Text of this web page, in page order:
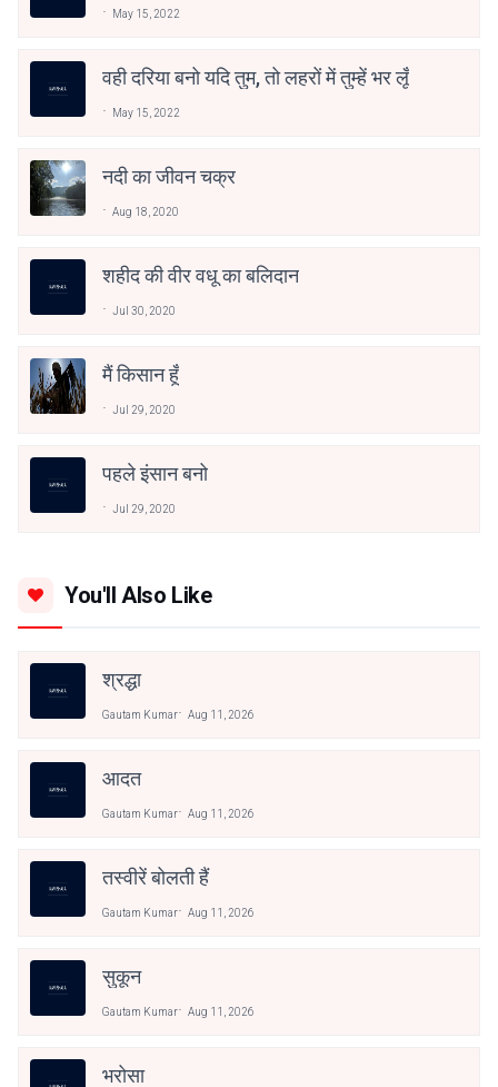
May 15, 2022
वही दरिया बनो यदि तुम, तो लहरों में तुम्हें भर लूँ
May 15, 2022
नदी का जीवन चक्र
Aug 18, 2020
शहीद की वीर वधू का बलिदान
Jul 30, 2020
मैं किसान हूँ
Jul 29, 2020
पहले इंसान बनो
Jul 29, 2020
You'll Also Like
श्रद्धा
Gautam Kumar Aug 11, 2026
आदत
Gautam Kumar Aug 11, 2026
तस्वीरें बोलती हैं
Gautam Kumar Aug 11, 2026
सुकून
Gautam Kumar Aug 11, 2026
भरोसा